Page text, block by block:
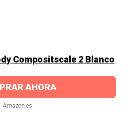
Compositscale 2 Blanco
AHORA
Amazon.es